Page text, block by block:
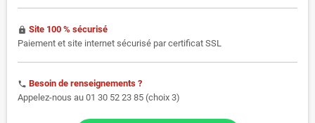
https Site 100 % sécurisé
Paiement et site internet sécurisé par certificat SSL
phone Besoin de renseignements ?
Appelez-nous au 01 30 52 23 85 (choix 3)